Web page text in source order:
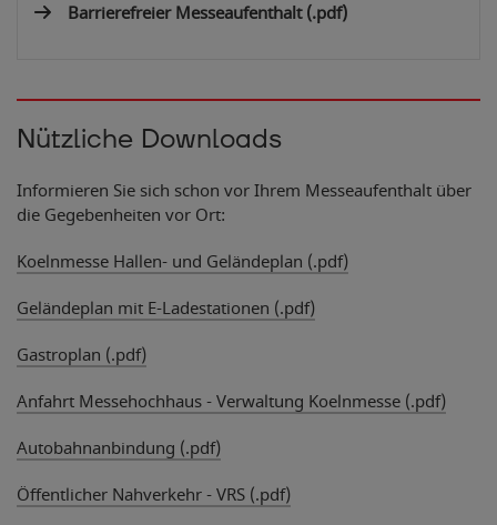
Barrierefreier Messeaufenthalt(.pdf)
Nützliche Downloads
Informieren Sie sich schon vor Ihrem Messeaufenthalt über
die Gegebenheiten vor Ort:
Koelnmesse Hallen- und Geländeplan (.pdf)
Geländeplan mit E-Ladestationen (.pdf)
Gastroplan (.pdf)
Anfahrt Messehochhaus - Verwaltung Koelnmesse (.pdf)
Autobahnanbindung (.pdf)
Öffentlicher Nahverkehr - VRS (.pdf)